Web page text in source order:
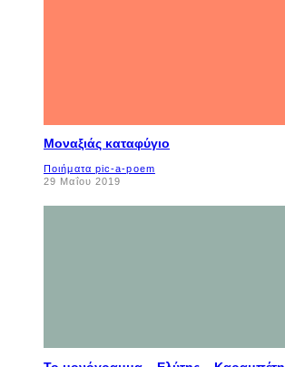
Μοναξιάς καταφύγιο
Ποιήματα pic-a-poem
29 Μαΐου 2019